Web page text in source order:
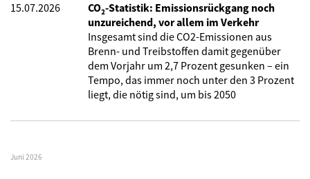
15.07.2026
CO₂-Statistik: Emissionsrückgang noch
unzureichend, vor allem im Verkehr
Insgesamt sind die CO2-Emissionen aus
Brenn- und Treibstoffen damit gegenüber
dem Vorjahr um 2,7 Prozent gesunken – ein
Tempo, das immer noch unter den 3 Prozent
liegt, die nötig sind, um bis 2050
Juni 2026